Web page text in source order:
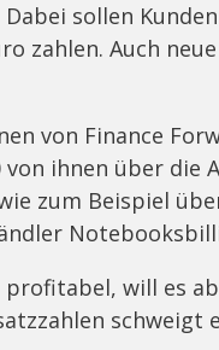
sollen
zahlen. Auch
von Finance
ihnen über die
zum Beispiel
will es
schweigt